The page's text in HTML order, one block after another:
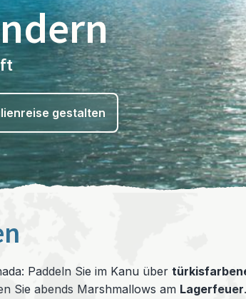
gestalten
Paddeln Sie im Kanu über
Sie abends Marshmallows am Lagerfeuer